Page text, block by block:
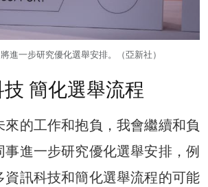
進一步研究優化選舉安排。（亞新社）
簡化選舉流程
來的工作和抱負，我會繼續和負
進一步研究優化選舉安排，例
資訊科技和簡化選舉流程的可能